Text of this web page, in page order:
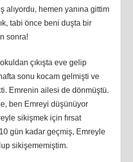
alıyordu, hemen yanına gittim
tabi önce beni duşta bir
sonra!
çıkışta eve gelip
sonu kocam gelmişti ve
Emrenin ailesi de dönmüştü.
ben Emreyi düşünüyor
sikişmek için fırsat
gün kadar geçmiş, Emreyle
sikişememiştim.